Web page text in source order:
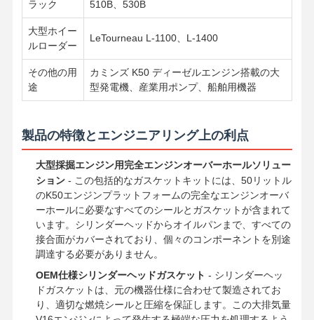
ラック
510B、530B
大型ホイー
ルローダー
LeTourneau L-1100、L-1400
その他の用
途
カミンズ K50 ディーゼルエンジン搭載の大
型発電機、産業用ポンプ、船舶用機器
製品の特徴とエンジニアリング上の利点
大型採掘エンジン用完全エンジンオーバーホールソリュー
ション- この包括的なガスケットキットには、50リットル
のK50エンジンプラットフォームの完全なエンジンオーバ
ーホールに必要なすべてのシールとガスケットが含まれて
います。シリンダーヘッドからオイルパンまで、すべての
接合面がカバーされており、個々のコンポーネントを別途
調達する必要がありません。
OEM仕様シリンダーヘッドガスケット - シリンダーヘッ
ドガスケットは、元の機器仕様に合わせて製造されてお
り、適切な燃焼シールと圧縮を保証します。この大排気量